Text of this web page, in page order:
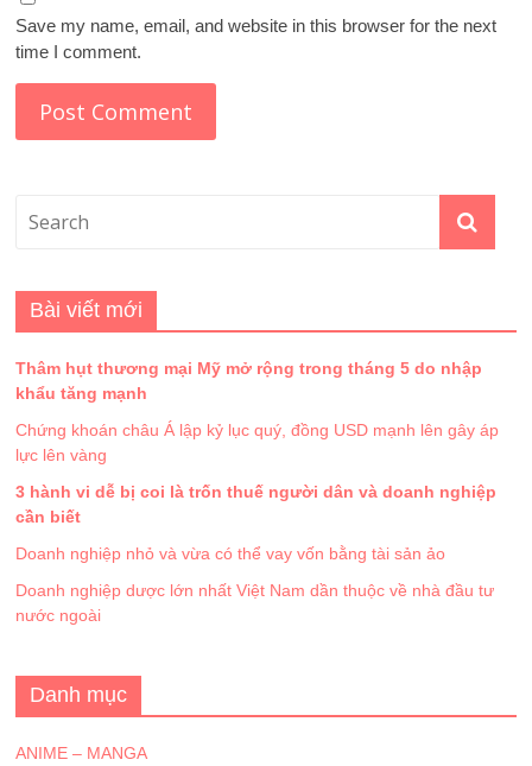
Save my name, email, and website in this browser for the next
time I comment.
Bài viết mới
Thâm hụt thương mại Mỹ mở rộng trong tháng 5 do nhập
khẩu tăng mạnh
Chứng khoán châu Á lập kỷ lục quý, đồng USD mạnh lên gây áp
lực lên vàng
3 hành vi dễ bị coi là trốn thuế người dân và doanh nghiệp
cần biết
Doanh nghiệp nhỏ và vừa có thể vay vốn bằng tài sản ảo
Doanh nghiệp dược lớn nhất Việt Nam dần thuộc về nhà đầu tư
nước ngoài
Danh mục
ANIME – MANGA